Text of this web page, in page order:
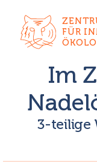
FÜR
Im
3-teilige